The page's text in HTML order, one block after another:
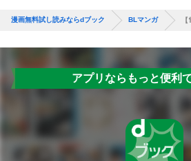
漫画無料試し読みならdブック BLマンガ
アプリならもっと便利